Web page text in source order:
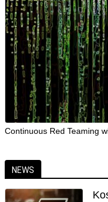
Continuous Red Teaming
NEWS